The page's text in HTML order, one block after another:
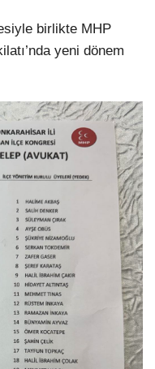
birlikte MHP
yeni dönem